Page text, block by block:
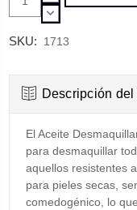
CANTIDAD:
DISMINUIR
SKU: 1713
Descripción
El Aceite
para desmaquillar
aquellos resistentes
para pieles secas,
comedogénico, lo